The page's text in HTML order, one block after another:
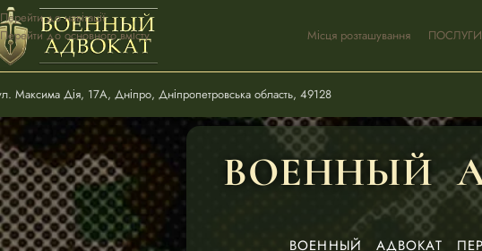
Перейти до навігації
Перейти до основного вмісту
Місця розташування
Максима Дія, 17А, Дніпро, Дніпропетровська область, 49128
ВОЕННЫЙ
ВОЕННЫЙ АДВОКАТ